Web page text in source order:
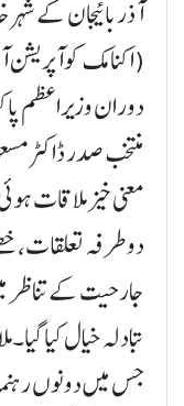
(اکنامک
دوران وزیراعظم
منتخب صدر ڈاکٹر
معنی خیز ملاقات
دوطرفہ تعلقات،
جارحیت کے تناظر
تبادلہ خیال کیا
جس میں دونوں